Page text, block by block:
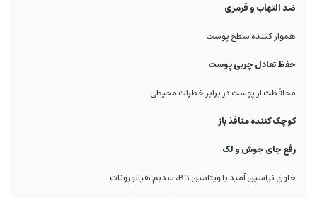
ضد التهاب و قرمزی
هموار کننده سطح پوست
حفظ تعادل چربی پوست
محافظت از پوست در برابر خطرات محیطی
کوچک کننده منافذ باز
رفع جای جوش و لک
حاوی نیاسین آمید یا ویتامین B3، سدیم هیالورونات